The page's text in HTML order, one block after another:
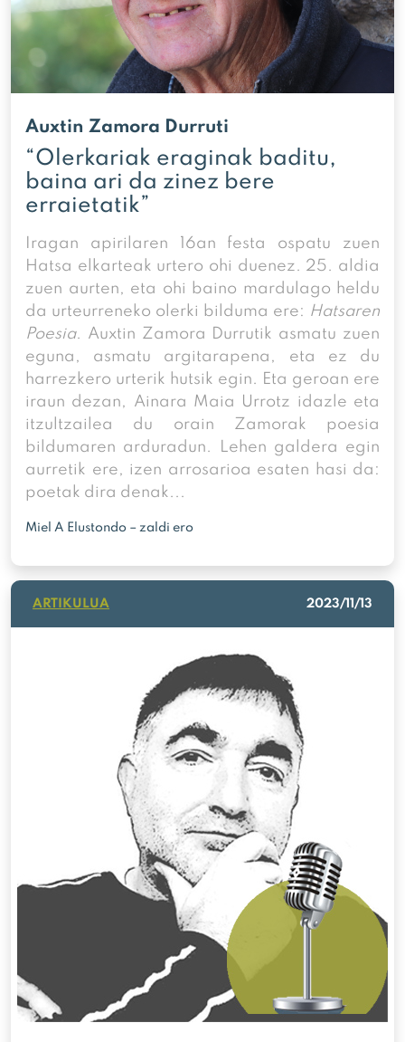
Auxtin Zamora Durruti
“Olerkariak eraginak baditu,
baina ari da zinez bere
erraietatik”
Iragan apirilaren 16an festa ospatu zuen
Hatsa elkarteak urtero ohi duenez. 25. aldia
zuen aurten, eta ohi baino mardulago heldu
da urteurreneko olerki bilduma ere: Hatsaren
Poesia. Auxtin Zamora Durrutik asmatu zuen
eguna, asmatu argitarapena, eta ez du
harrezkero urterik hutsik egin. Eta geroan ere
iraun dezan, Ainara Maia Urrotz idazle eta
itzultzailea du orain Zamorak poesia
bildumaren arduradun. Lehen galdera egin
aurretik ere, izen arrosarioa esaten hasi da:
poetak dira denak...
Miel A Elustondo – zaldi ero
ARTIKULUA 2023/11/13